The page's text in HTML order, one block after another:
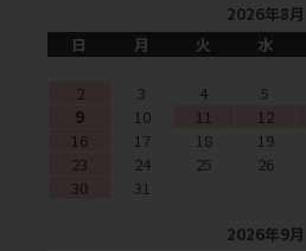
2026年8月
日
月 火 水
2
3 4 5
9
10 11 12
16
17 18 19
23
24 25 26
30
31
2026年9月